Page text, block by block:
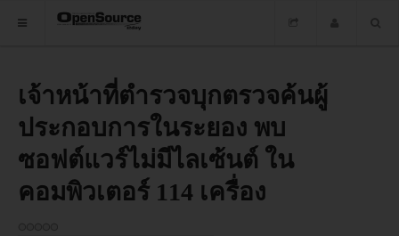
HOME
ซอฟต์แวร์
ข่าว
อบรม
เจ้าหน้าที่ตำรวจบุกตรวจค้นผู้
ประกอบการในระยอง พบ
ซอฟต์แวร์ไม่มีไลเซ้นต์ ใน
คอมพิวเตอร์ 114 เครื่อง